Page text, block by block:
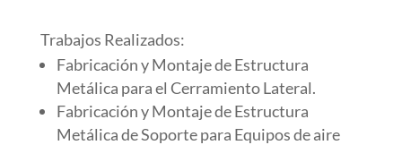
Trabajos Realizados:
Fabricación y Montaje de Estructura
Metálica para el Cerramiento Lateral.
Fabricación y Montaje de Estructura
Metálica de Soporte para Equipos de aire